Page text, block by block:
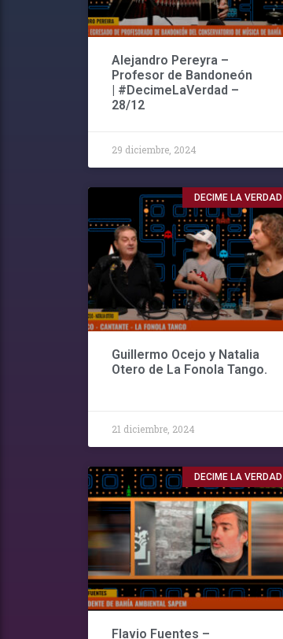
Alejandro Pereyra –
Profesor de Bandoneón
| #DecimeLaVerdad –
28/12
29 diciembre, 2024
DECIME LA VERDAD
Guillermo Ocejo y Natalia
Otero de La Fonola Tango.
21 diciembre, 2024
DECIME LA VERDAD
Flavio Fuentes –